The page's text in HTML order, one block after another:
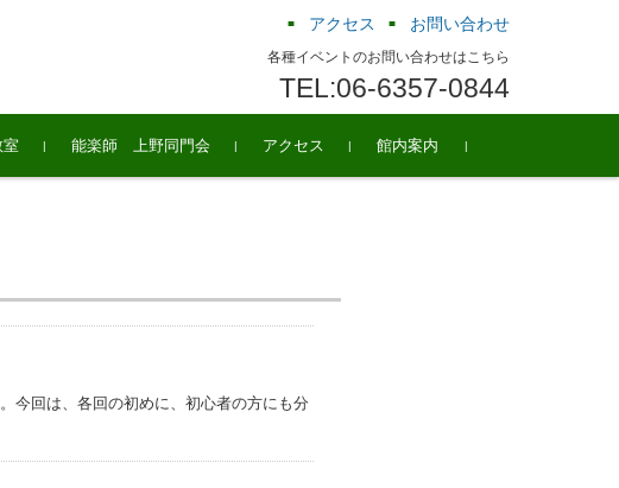
アクセス お問い合わせ
各種イベントのお問い合わせはこちら
TEL:06-6357-0844
室 能楽師 上野同門会 アクセス 館内案内
今回は、各回の初めに、初心者の方にも分